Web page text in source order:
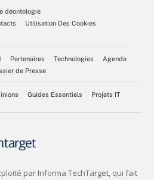
déontologie
Utilisation Des Cookies
Partenaires Technologies
Agenda
de Presse
Guides Essentiels Projets IT